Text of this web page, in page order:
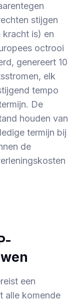
stijgen
kracht is) en
octrooi
genereert 10
elk
tempo
De
houden van
termijn bij
de
een
alle komende